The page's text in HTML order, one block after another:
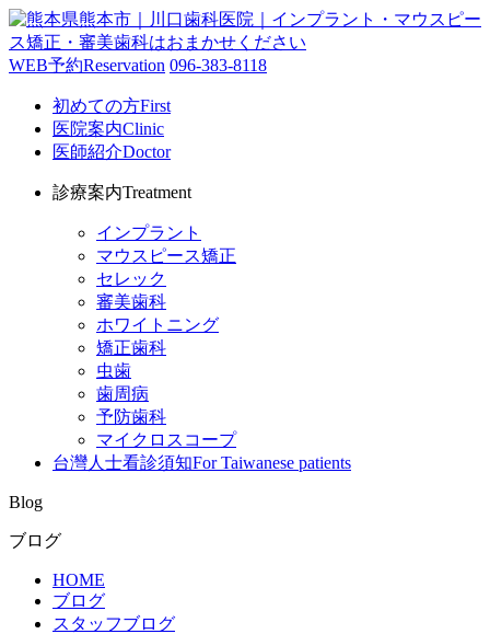
WEB予約Reservation 096-383-8118
初めての方First
医院案内Clinic
医師紹介Doctor
診療案内Treatment
インプラント
マウスピース矯正
セレック
審美歯科
ホワイトニング
矯正歯科
虫歯
歯周病
予防歯科
マイクロスコープ
台灣人士看診須知For Taiwanese patients
Blog
ブログ
HOME
ブログ
スタッフブログ